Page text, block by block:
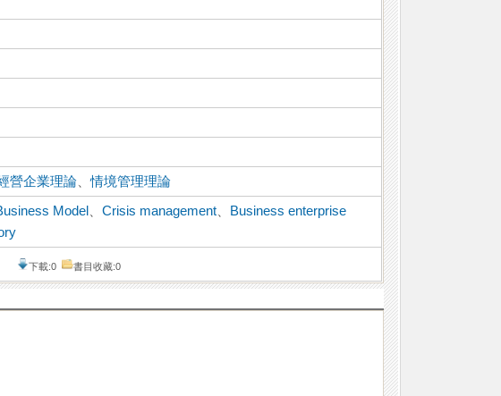
營企業理論 、情境管理理論
Model 、Crisis management
Business enterprise
下載:0 書目收藏:0